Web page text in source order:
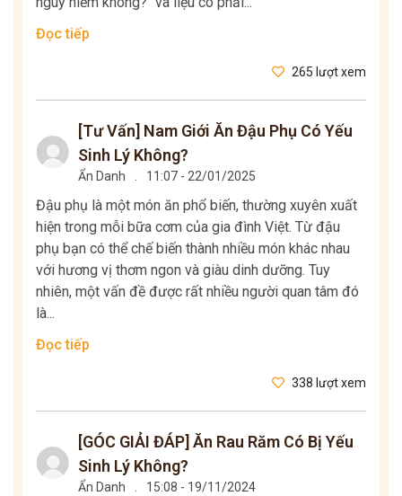
Đọc tiếp
265 lượt xem
[Tư Vấn] Nam Giới Ăn Đậu Phụ Có Yếu
Sinh Lý Không?
Ẩn Danh 11:07 - 22/01/2025
Đậu phụ là một món ăn phổ biến, thường xuyên xuất
hiện trong mỗi bữa cơm của gia đình Việt. Từ đậu
phụ bạn có thể chế biến thành nhiều món khác nhau
với hương vị thơm ngon và giàu dinh dưỡng. Tuy
nhiên, một vấn đề được rất nhiều người quan tâm đó
là...
Đọc tiếp
338 lượt xem
[GÓC GIẢI ĐÁP] Ăn Rau Răm Có Bị Yếu
Sinh Lý Không?
Ẩn Danh 15:08 - 19/11/2024